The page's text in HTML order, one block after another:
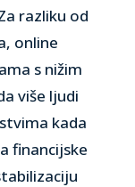
razliku od
online
s nižim
više ljudi
kada
financijske